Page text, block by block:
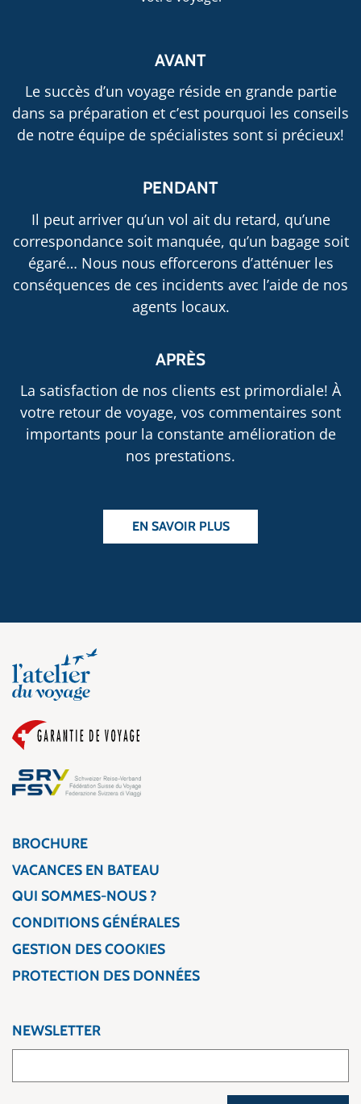
AVANT
Le succès d’un voyage réside en grande partie
dans sa préparation et c’est pourquoi les conseils
de notre équipe de spécialistes sont si précieux!
PENDANT
Il peut arriver qu’un vol ait du retard, qu’une
correspondance soit manquée, qu’un bagage soit
égaré… Nous nous efforcerons d’atténuer les
conséquences de ces incidents avec l’aide de nos
agents locaux.
APRÈS
La satisfaction de nos clients est primordiale! À
votre retour de voyage, vos commentaires sont
importants pour la constante amélioration de
nos prestations.
EN SAVOIR PLUS
BROCHURE
VACANCES EN BATEAU
QUI SOMMES-NOUS ?
CONDITIONS GÉNÉRALES
GESTION DES COOKIES
PROTECTION DES DONNÉES
NEWSLETTER